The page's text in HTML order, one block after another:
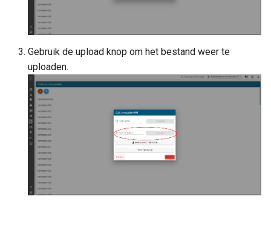
Gebruik de upload knop om het bestand weer te
uploaden.